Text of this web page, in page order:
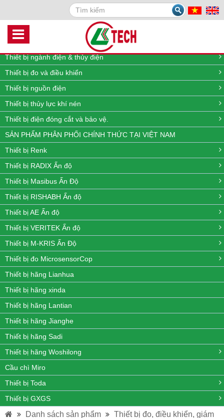
Search
DANH MỤC SẢN PHẨM
Thiết bị quan trắc môi trường online
Thiết bị đo lưu lượng, nhiệt độ, áp suất và mức
Thiết bị ngành điện & thủy điện
Thiết bị đo và điều khiển
Thiết bị nguồn điện
Thiết bị thủy lực khí nén
Thiết bị điện đóng cắt và bảo vệ.
SẢN PHẨM PHÂN PHỐI CHÍNH THỨC TẠI VIỆT NAM
Thiết bị Renk
Thiết bị RADIX Ấn độ
Thiết bị Masibus Ấn Độ
Thiết bị RISHABH Ấn độ
Thiết bị AE Ấn độ
Thiết bị VERITEK Ấn độ
Thiết bị M-KRIS Ấn Độ
Thiết bị đo MicrosensorCop
Thiết bị hãng Lianhua
Thiết bị hãng xinda
Thiết bị hãng Lantian
Thiết bị hãng Jianghe
Thiết bị hãng Sadi
Thiết bị hãng Woshilong
Cầu chì Miro
Thiết bị Toda
Thiết bị GXGS
Danh sách sản phẩm
Thiết bị đo, điều khiển, giám